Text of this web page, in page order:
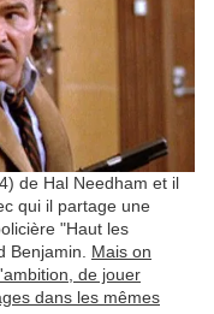
de Hal Needham et il
qui il partage une
"Haut les
Benjamin. Mais on
de jouer
dans les mêmes